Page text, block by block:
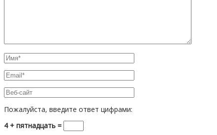
Пожалуйста, введите ответ цифрами:
4 + пятнадцать =